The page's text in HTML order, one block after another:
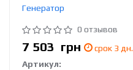
Генератор
0 отзывов
7 503 грн
срок 3 дн.
Артикул: